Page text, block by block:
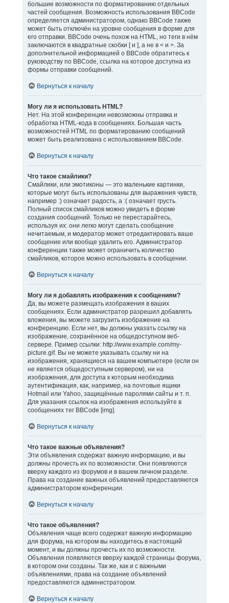
большие возможности по форматированию отдельных
частей сообщения. Возможность использования BBCode
определяется администратором, однако BBCode также
может быть отключён на уровне сообщения в форме для
его отправки. BBCode очень похож на HTML, но теги в нём
заключаются в квадратные скобки [ и ], а не в < и >. За
дополнительной информацией о BBCode обратитесь к
руководству по BBCode, ссылка на которое доступна из
формы отправки сообщений.
Вернуться к началу
Могу ли я использовать HTML?
Нет. На этой конференции невозможны отправка и
обработка HTML-кода в сообщениях. Большая часть
возможностей HTML по форматированию сообщений
может быть реализована с использованием BBCode.
Вернуться к началу
Что такое смайлики?
Смайлики, или эмотиконы — это маленькие картинки,
которые могут быть использованы для выражения чувств,
например :) означает радость, а :( означает грусть.
Полный список смайликов можно увидеть в форме
создания сообщений. Только не перестарайтесь,
используя их: они легко могут сделать сообщение
нечитаемым, и модератор может отредактировать ваше
сообщение или вообще удалить его. Администратор
конференции также может ограничить количество
смайликов, которое можно использовать в сообщении.
Вернуться к началу
Могу ли я добавлять изображения к сообщениям?
Да, вы можете размещать изображения в ваших
сообщениях. Если администратор разрешил добавлять
вложения, вы можете загрузить изображение на
конференцию. Если нет, вы должны указать ссылку на
изображение, сохранённое на общедоступном веб-
сервере. Пример ссылки: http://www.example.com/my-
picture.gif. Вы не можете указывать ссылку ни на
изображения, хранящиеся на вашем компьютере (если он
не является общедоступным сервером), ни на
изображения, для доступа к которым необходима
аутентификация, как, например, на почтовые ящики
Hotmail или Yahoo, защищённые паролями сайты и т. п.
Для указания ссылок на изображения используйте в
сообщениях тег BBCode [img].
Вернуться к началу
Что такое важные объявления?
Эти объявления содержат важную информацию, и вы
должны прочесть их по возможности. Они появляются
вверху каждого из форумов и в вашем личном разделе.
Права на создание важных объявлений предоставляются
администратором конференции.
Вернуться к началу
Что такое объявления?
Объявления чаще всего содержат важную информацию
для форума, на котором вы находитесь в настоящий
момент, и вы должны прочесть их по возможности.
Объявления появляются вверху каждой страницы форума,
в котором они созданы. Так же, как и с важными
объявлениями, права на создание объявлений
предоставляются администратором.
Вернуться к началу